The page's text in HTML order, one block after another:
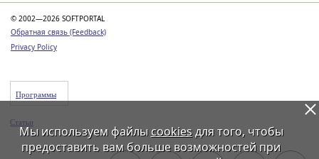
© 2002—2026 SOFTPORTAL
Обратная связь (Feedback)
Privacy Policy
Программы
Статьи
Мы используем файлы cookiesдля того, чтобы
предоставить вам больше возможностей при